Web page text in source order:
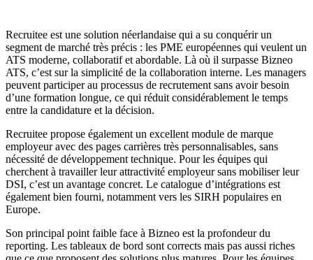
Recruitee est une solution néerlandaise qui a su conquérir un
segment de marché très précis : les PME européennes qui veulent un
ATS moderne, collaboratif et abordable. Là où il surpasse Bizneo
ATS, c’est sur la simplicité de la collaboration interne. Les managers
peuvent participer au processus de recrutement sans avoir besoin
d’une formation longue, ce qui réduit considérablement le temps
entre la candidature et la décision.
Recruitee propose également un excellent module de marque
employeur avec des pages carrières très personnalisables, sans
nécessité de développement technique. Pour les équipes qui
cherchent à travailler leur attractivité employeur sans mobiliser leur
DSI, c’est un avantage concret. Le catalogue d’intégrations est
également bien fourni, notamment vers les SIRH populaires en
Europe.
Son principal point faible face à Bizneo est la profondeur du
reporting. Les tableaux de bord sont corrects mais pas aussi riches